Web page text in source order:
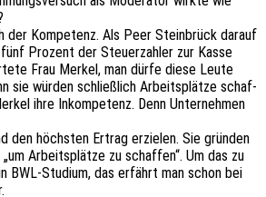
der Kompe­tenz. Als Peer Stein­brück darauf
Prozent der Steu­er­zah­ler zur Kasse
Frau Merkel, man dürfe diese Leute
sie würden schließ­lich Arbeits­plät­ze schaf­
ihre Inkom­pe­tenz. Denn Unter­neh­men
den höchs­ten Ertrag erzie­len. Sie grün­den
Arbeits­plät­ze zu schaf­fen“. Um das zu
BWL-Studi­um, das erfährt man schon bei